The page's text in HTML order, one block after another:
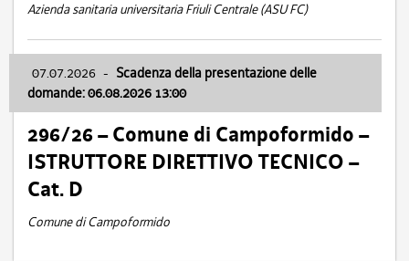
Azienda sanitaria universitaria Friuli Centrale (ASU FC)
07.07.2026 - Scadenza della presentazione delle
domande: 06.08.2026 13:00
296/26 – Comune di Campoformido –
ISTRUTTORE DIRETTIVO TECNICO –
Cat. D
Comune di Campoformido